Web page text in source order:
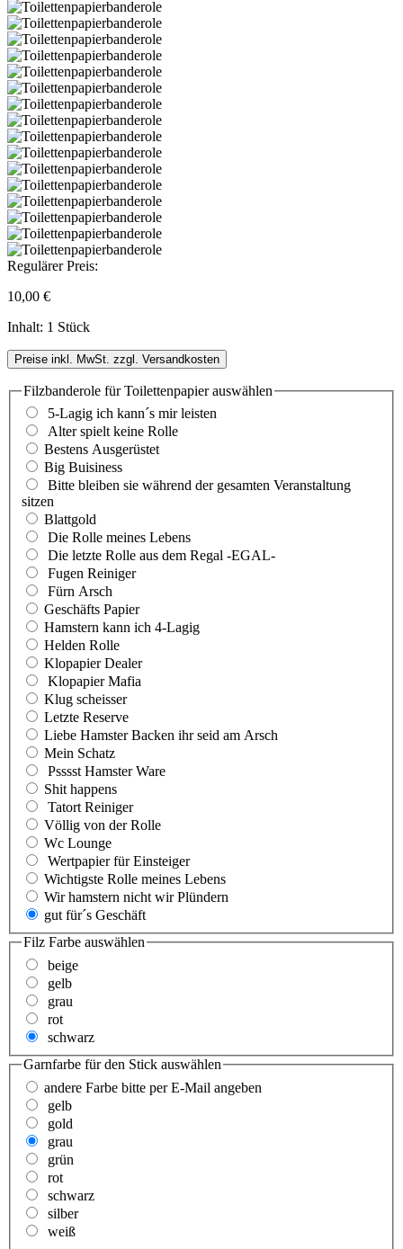
Regulärer Preis:
10,00 €
Inhalt: 1 Stück
Preise inkl. MwSt. zzgl. Versandkosten
Filzbanderole für Toilettenpapierauswählen
5-Lagig ich kann´s mir leisten
Alter spielt keine Rolle
Bestens Ausgerüstet
Big Buisiness
Bitte bleiben sie während der gesamten Veranstaltung
sitzen
Blattgold
Die Rolle meines Lebens
Die letzte Rolle aus dem Regal -EGAL-
Fugen Reiniger
Fürn Arsch
Geschäfts Papier
Hamstern kann ich 4-Lagig
Helden Rolle
Klopapier Dealer
Klopapier Mafia
Klug scheisser
Letzte Reserve
Liebe Hamster Backen ihr seid am Arsch
Mein Schatz
Psssst Hamster Ware
Shit happens
Tatort Reiniger
Völlig von der Rolle
Wc Lounge
Wertpapier für Einsteiger
Wichtigste Rolle meines Lebens
Wir hamstern nicht wir Plündern
gut für´s Geschäft
Filz Farbe auswählen
beige
gelb
grau
rot
schwarz
Garnfarbe für den Stick auswählen
andere Farbe bitte per E-Mail angeben
gelb
gold
grau
grün
rot
schwarz
silber
weiß